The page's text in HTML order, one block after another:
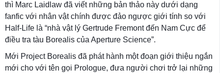
thì Marc Laidlaw đã viết những bản thảo này dưới dạng
fanfic với nhân vật chính được đảo ngược giới tính so với
Half-Life là “nhà vật lý Gertrude Fremont đến Nam Cực để
điều tra tàu Borealis của Aperture Science”.
Mới Project Borealis đã phát hành một đoạn giới thiệu ngắn
mới cho với tên gọi Prologue, đưa người chơi trở lại những